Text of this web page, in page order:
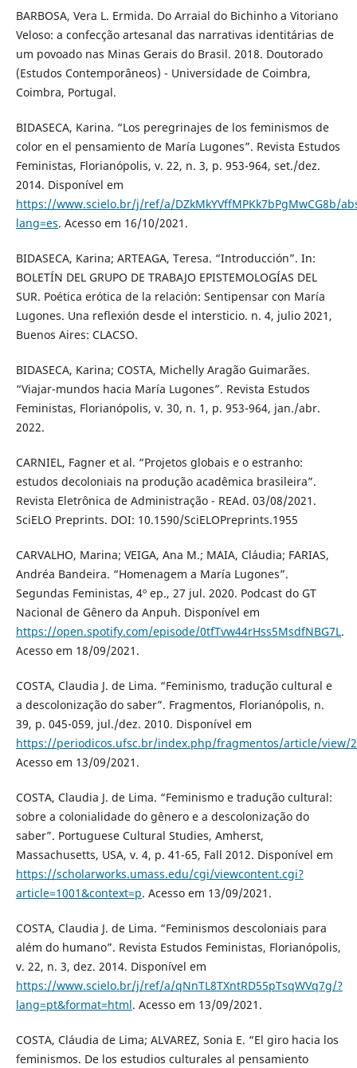
BARBOSA, Vera L. Ermida. Do Arraial do Bichinho a Vitoriano
Veloso: a confecção artesanal das narrativas identitárias de
um povoado nas Minas Gerais do Brasil. 2018. Doutorado
(Estudos Contemporâneos) - Universidade de Coimbra,
Coimbra, Portugal.
BIDASECA, Karina. “Los peregrinajes de los feminismos de
color en el pensamiento de María Lugones”. Revista Estudos
Feministas, Florianópolis, v. 22, n. 3, p. 953-964, set./dez.
2014. Disponível em
https://www.scielo.br/j/ref/a/DZkMkYVffMPKk7bPgMwCG8b/
lang=es. Acesso em 16/10/2021.
BIDASECA, Karina; ARTEAGA, Teresa. “Introducción”. In:
BOLETÍN DEL GRUPO DE TRABAJO EPISTEMOLOGÍAS DEL
SUR. Poética erótica de la relación: Sentipensar con María
Lugones. Una reflexión desde el intersticio. n. 4, julio 2021,
Buenos Aires: CLACSO.
BIDASECA, Karina; COSTA, Michelly Aragão Guimarães.
“Viajar-mundos hacia María Lugones”. Revista Estudos
Feministas, Florianópolis, v. 30, n. 1, p. 953-964, jan./abr.
2022.
CARNIEL, Fagner et al. “Projetos globais e o estranho:
estudos decoloniais na produção acadêmica brasileira”.
Revista Eletrônica de Administração - REAd. 03/08/2021.
SciELO Preprints. DOI: 10.1590/SciELOPreprints.1955
CARVALHO, Marina; VEIGA, Ana M.; MAIA, Cláudia; FARIAS,
Andréa Bandeira. “Homenagem a María Lugones”.
Segundas Feministas, 4º ep., 27 jul. 2020. Podcast do GT
Nacional de Gênero da Anpuh. Disponível em
https://open.spotify.com/episode/0tfTvw44rHss5MsdfNBG7L.
Acesso em 18/09/2021.
COSTA, Claudia J. de Lima. “Feminismo, tradução cultural e
a descolonização do saber”. Fragmentos, Florianópolis, n.
39, p. 045-059, jul./dez. 2010. Disponível em
https://periodicos.ufsc.br/index.php/fragmentos/article/view/
Acesso em 13/09/2021.
COSTA, Claudia J. de Lima. “Feminismo e tradução cultural:
sobre a colonialidade do gênero e a descolonização do
saber”. Portuguese Cultural Studies, Amherst,
Massachusetts, USA, v. 4, p. 41-65, Fall 2012. Disponível em
https://scholarworks.umass.edu/cgi/viewcontent.cgi?
article=1001&context=p. Acesso em 13/09/2021.
COSTA, Claudia J. de Lima. “Feminismos descoloniais para
além do humano”. Revista Estudos Feministas, Florianópolis,
v. 22, n. 3, dez. 2014. Disponível em
https://www.scielo.br/j/ref/a/qNnTL8TXntRD55pTsqWVq7g/?
lang=pt&format=html. Acesso em 13/09/2021.
COSTA, Cláudia de Lima; ALVAREZ, Sonia E. “El giro hacia los
feminismos. De los estudios culturales al pensamiento